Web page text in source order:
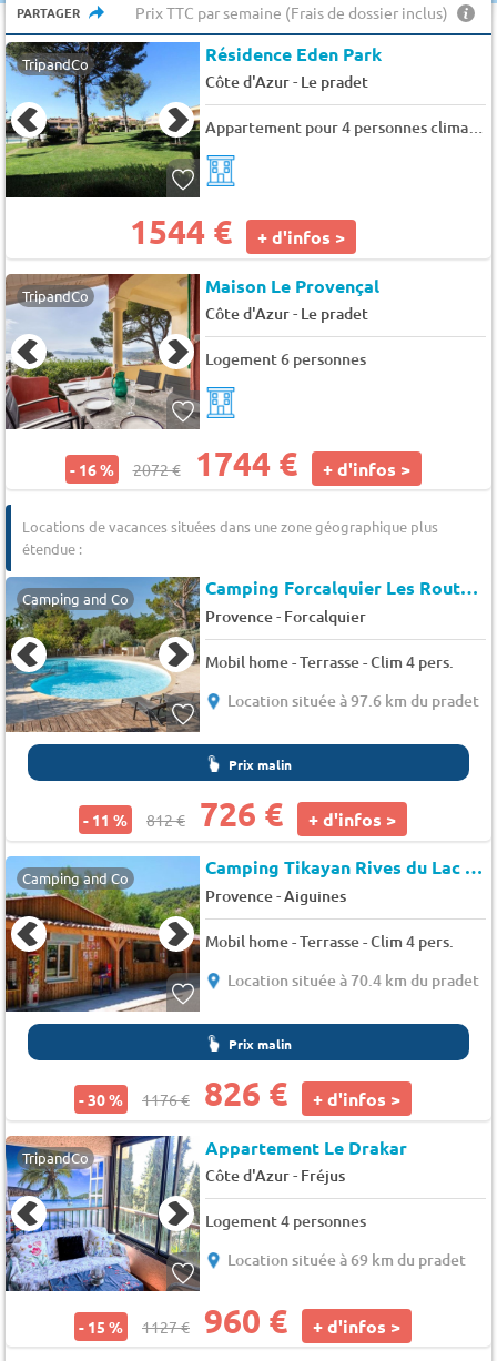
PARTAGER Prix TTC par semaine (Frais de dossier inclus)
TripandCo Résidence Eden Park
Côte d'Azur- Le pradet
Appartement pour 4 personnes climatisé proche de la mer avec piscine commune au Pradet - 4 pers. - 35m2 - TV
1544 € + d'infos >
TripandCo Maison Le Provençal
Côte d'Azur- Le pradet
Logement 6 personnes
- 16 % 2072 € 1744 € + d'infos >
Locations de vacances situées dans une zone géographique plus
étendue :
Camping and Co Camping Forcalquier Les Routes de Provence*
Provence- Forcalquier
Mobil home - Terrasse - Clim 4 pers.
Location située à 97.6 km du pradet
Prix malin
- 11 % 812 € 726 € + d'infos >
Camping and Co Camping Tikayan Rives du Lac de Sainte Croix
Provence-Aiguines
Mobil home - Terrasse - Clim 4 pers.
Location située à 70.4 km du pradet
Prix malin
- 30 % 1176 € 826 € + d'infos >
TripandCo Appartement Le Drakar
Côte d'Azur- Fréjus
Logement 4 personnes
Location située à 69 km du pradet
- 15 % 1127 € 960 € + d'infos >